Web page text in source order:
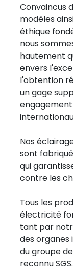
Convaincus
modèles
éthique
nous
hautement
envers
l'obtention
un gage
Nos
sont
qui
contre les
Tous les
électricité
tant par
des organes
du groupe
reconnu SGS.